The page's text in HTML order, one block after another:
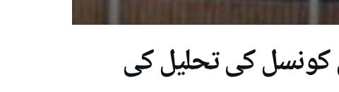
کی تحلیل کی